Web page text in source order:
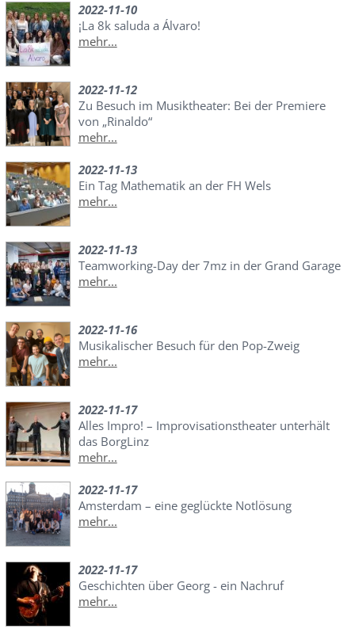
2022-11-10
¡La 8k saluda a Álvaro!
mehr...
2022-11-12
Zu Besuch im Musiktheater: Bei der Premiere
von „Rinaldo“
mehr...
2022-11-13
Ein Tag Mathematik an der FH Wels
mehr...
2022-11-13
Teamworking-Day der 7mz in der Grand Garage
mehr...
2022-11-16
Musikalischer Besuch für den Pop-Zweig
mehr...
2022-11-17
Alles Impro! – Improvisationstheater unterhält
das BorgLinz
mehr...
2022-11-17
Amsterdam – eine geglückte Notlösung
mehr...
2022-11-17
Geschichten über Georg - ein Nachruf
mehr...